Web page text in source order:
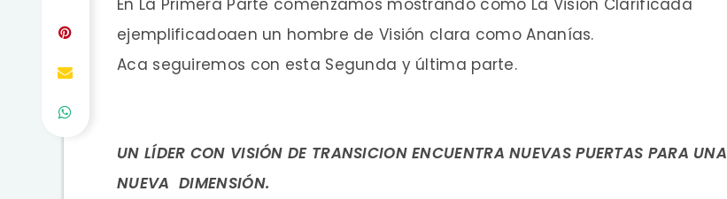
ejemplificadoaen un hombre de Visión clara como Ananías.
Aca seguiremos con esta Segunda y última parte.
UN LÍDER CON VISIÓN DE TRANSICION ENCUENTRA NUEVAS PUERTAS PARA UNA
NUEVA DIMENSIÓN.